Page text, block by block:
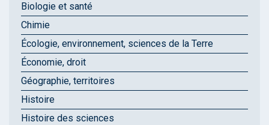
Biologie et santé
Chimie
Écologie, environnement, sciences de la Terre
Économie, droit
Géographie, territoires
Histoire
Histoire des sciences